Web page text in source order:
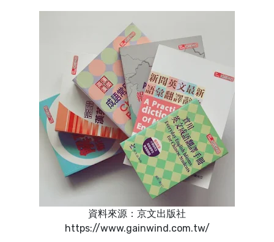
資料來源：京文出版社
https://www.gainwind.com.tw/